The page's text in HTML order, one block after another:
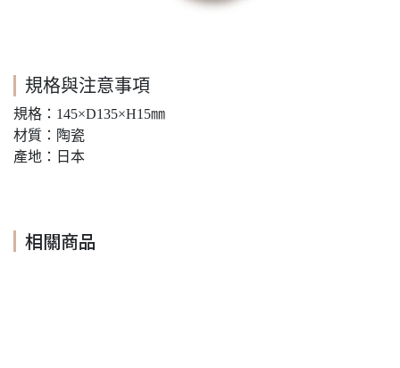
規格與注意事項
規格：145×D135×H15㎜
材質：陶瓷
產地：日本
相關商品